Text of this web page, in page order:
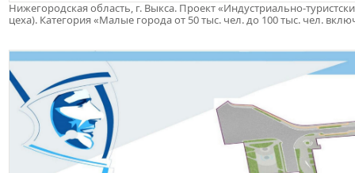
Нижегородская область, г. Выкса. Проект «Индустриально-
цеха). Категория «Малые города от 50 тыс. чел. до 100 тыс. чел.